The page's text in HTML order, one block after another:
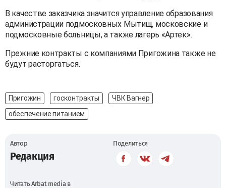
В качестве заказчика значится управление образования
администрации подмосковных Мытищ, московские и
подмосковные больницы, а также лагерь «Артек».
Прежние контракты с компаниями Пригожина также не
будут расторгаться.
Пригожин госконтракты
ЧВК Вагнер
обеспечение питанием
Автор
Редакция
Поделиться
Читать Arbat media в